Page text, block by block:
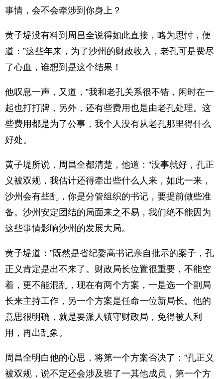
事情，会不会牵涉到你身上？
黄子堤没有料到周昌全说得如此直接，略为思忖，便
道：”这些年来，为了沙州的财政收入，老孔可是费尽
了心血，谁想到是这个结果！
他叹息一声，又道，”我和老孔关系很不错，闲时在一
起也打打牌，另外，还有些费用也是由老孔处理。这
些费用都是为了公事，我个人没有从老孔那里得什么
好处。
黄子堤所说，周昌全都清楚，他道：”没事就好，孔正
义被双规，我估计还得牵出些什么人来，如此一来，
沙州会有些乱，你是分管组织的书记，要提前做些准
备。沙州安定团结的局面来之不易，我们绝不能因为
这些事情影响沙州的发展大局。
黄子堤道：”既然是省纪委高书记亲自批示的案子，孔
正义肯定是出不来了。财政局长位置很重要，不能空
着，更不能混乱，现在有两个方案，一是选一个副局
长来主持工作，另一个方案是任命一位新局长。他的
意思很明确，就是要派人镇守财政局，免得被人利
用，再出乱象。
周昌全明白他的心思，将第一个方案否决了：”孔正义
被双规，说不定还会涉及班了一其他成员，第一个方